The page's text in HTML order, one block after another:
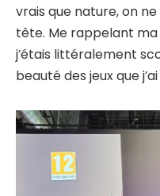
vrais que nature, on
tête. Me rappelant ma
j’étais littéralement
beauté des jeux que